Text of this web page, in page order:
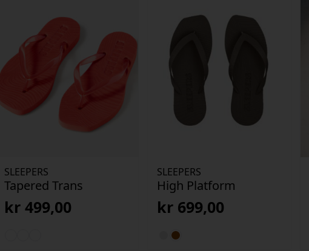
SLEEPERS
Tapered Trans
kr 499,00
SLEEPERS
High Platform
kr 699,00